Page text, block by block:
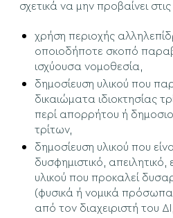
σχετικά να μην προβαίνει
χρήση περιοχής
οποιοδήποτε σκοπό
ισχύουσα νομοθεσία,
δημοσίευση υλικού που
δικαιώματα ιδιοκτησίας
περί απορρήτου ή
τρίτων,
δημοσίευση υλικού που
δυσφημιστικό, απειλητικό,
υλικού που προκαλεί
(φυσικά ή νομικά
από τον διαχειριστή του